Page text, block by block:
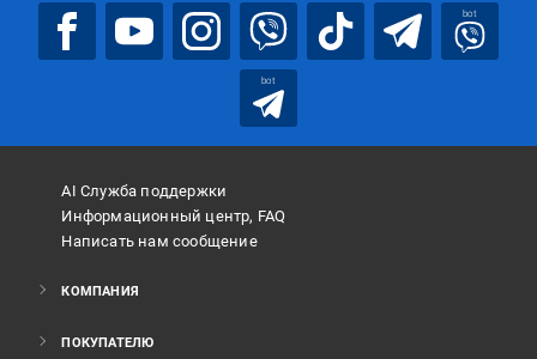
bot
bot
AI Служба поддержки
Информационный центр, FAQ
Написать нам сообщение
КОМПАНИЯ
ПОКУПАТЕЛЮ